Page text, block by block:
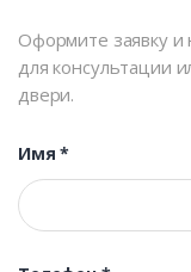
Оформите заявку
для консультации
двери.
Имя*